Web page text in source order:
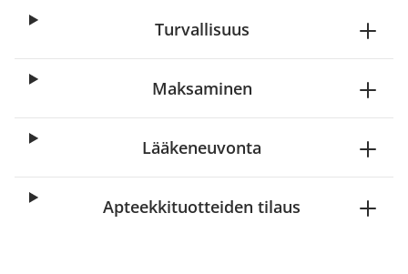
Turvallisuus
Maksaminen
Lääkeneuvonta
Apteekkituotteiden tilaus